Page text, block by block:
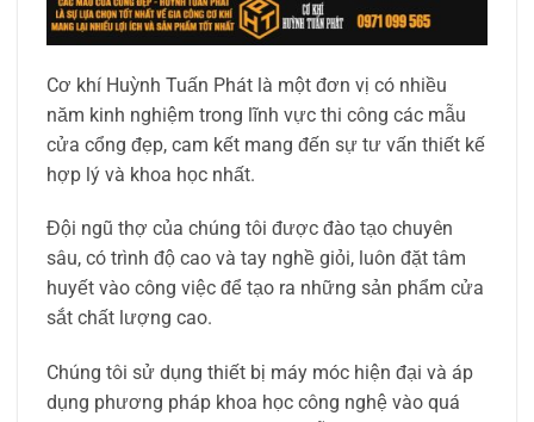
Cơ khí Huỳnh Tuấn Phát là một đơn vị có nhiều
năm kinh nghiệm trong lĩnh vực thi công các mẫu
cửa cổng đẹp, cam kết mang đến sự tư vấn thiết kế
hợp lý và khoa học nhất.
Đội ngũ thợ của chúng tôi được đào tạo chuyên
sâu, có trình độ cao và tay nghề giỏi, luôn đặt tâm
huyết vào công việc để tạo ra những sản phẩm cửa
sắt chất lượng cao.
Chúng tôi sử dụng thiết bị máy móc hiện đại và áp
dụng phương pháp khoa học công nghệ vào quá